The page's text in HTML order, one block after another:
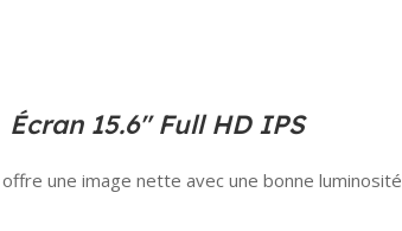
Écran 15.6″ Full HD IPS
une image nette avec une bonne